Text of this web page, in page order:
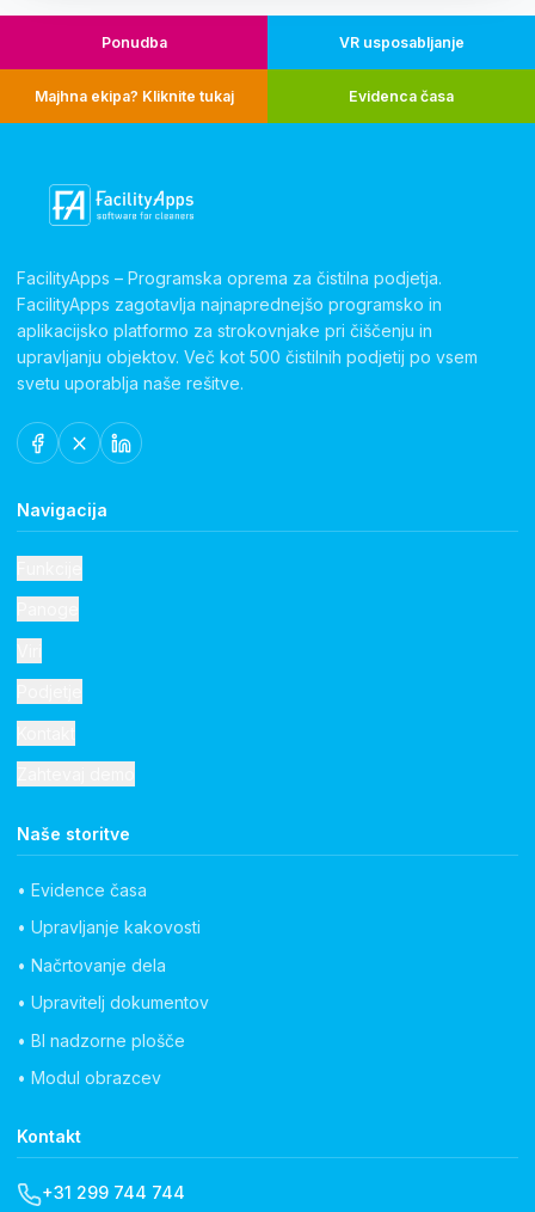
Ponudba VR usposabljanje
Majhna ekipa? Kliknite tukaj Evidenca časa
FacilityApps – Programska oprema za čistilna podjetja.
FacilityApps zagotavlja najnaprednejšo programsko in
aplikacijsko platformo za strokovnjake pri čiščenju in
upravljanju objektov. Več kot 500 čistilnih podjetij po vsem
svetu uporablja naše rešitve.
Navigacija
Naše storitve
• Evidence časa
• Upravljanje kakovosti
• Načrtovanje dela
• Upravitelj dokumentov
• BI nadzorne plošče
• Modul obrazcev
Kontakt
+31 299 744 744